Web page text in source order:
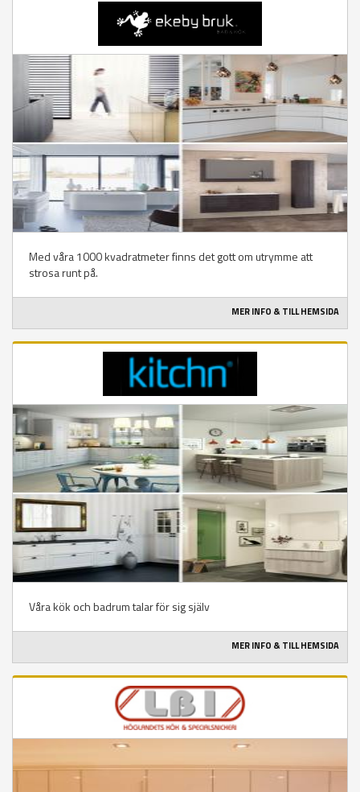
Med våra 1000 kvadratmeter finns det gott om utrymme att
strosa runt på.
MER INFO & TILL HEMSIDA
Våra kök och badrum talar för sig själv
MER INFO & TILL HEMSIDA